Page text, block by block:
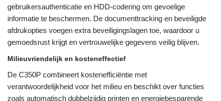
gebruikersauthenticatie en HDD-codering om gevoelige
informatie te beschermen. De documenttracking en beveiligde
afdrukopties voegen extra beveiligingslagen toe, waardoor u
gemoedsrust krijgt en vertrouwelijke gegevens veilig blijven.
Milieuvriendelijk en kosteneffectief
De C350P combineert kostenefficiëntie met
verantwoordelijkheid voor het milieu en beschikt over functies
zoals automatisch dubbelzijdig printen en energiebesparende